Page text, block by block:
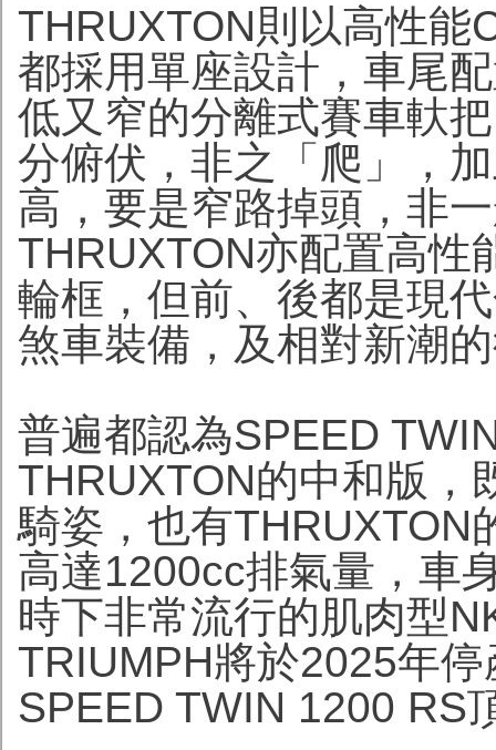
THRUXTON則以高性能
都採用單座設計，車尾
低又窄的分離式賽車軑
分俯伏，非之「爬」，
高，要是窄路掉頭，非
THRUXTON亦配置高性
輪框，但前、後都是現
煞車裝備，及相對新潮
普遍都認為SPEED
THRUXTON的中和版，
騎姿，也有THRUXTON
高達1200cc排氣量，車
時下非常流行的肌肉型
TRIUMPH將於2025年
SPEED TWIN 1200 RS